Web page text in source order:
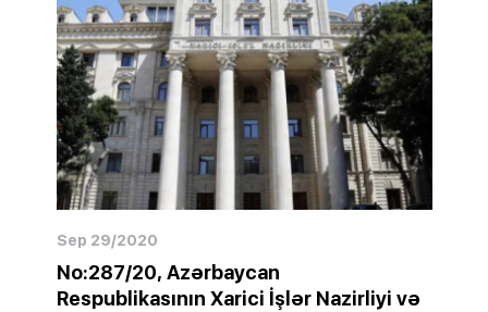
Sep 29/2020
No:287/20, Azərbaycan
Respublikasının Xarici İşlər Nazirliyi və